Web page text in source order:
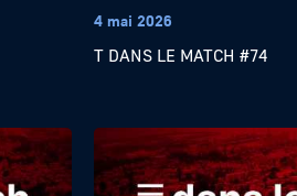
4 mai 2026
T DANS LE MATCH #74